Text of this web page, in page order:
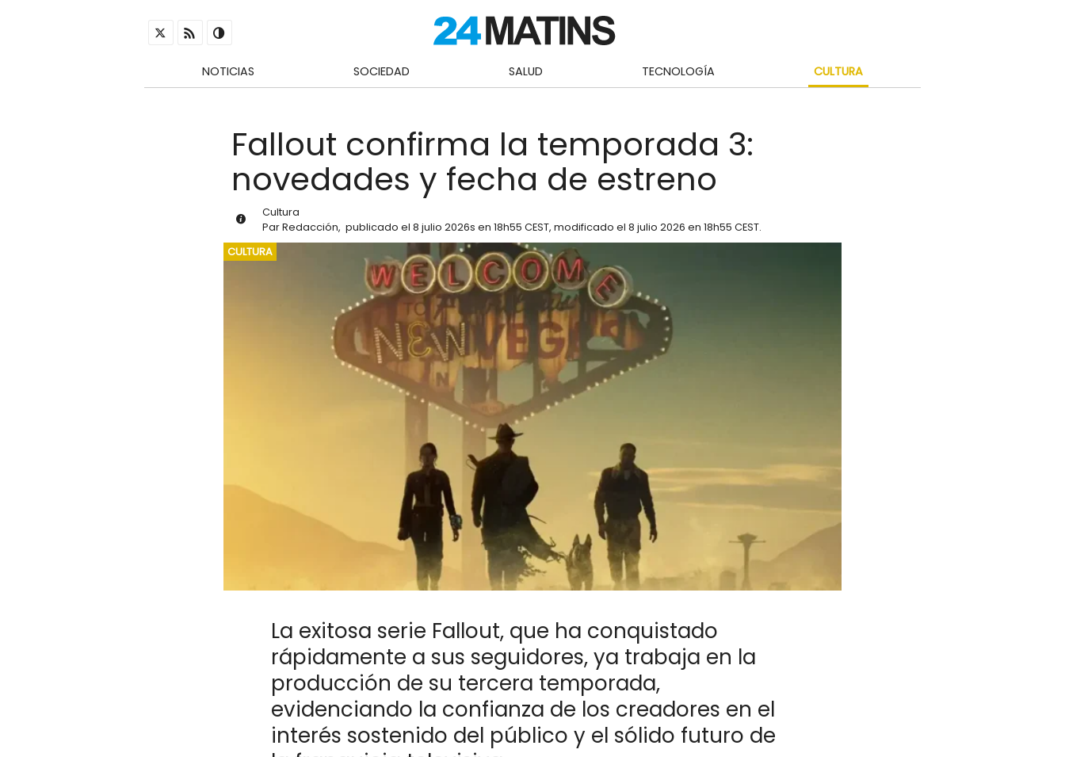
NOTICIAS SOCIEDAD SALUD TECNOLOGÍA CULTURA
Fallout confirma la temporada 3:
novedades y fecha de estreno
Cultura
ParRedacción, publicado el 8 julio 2026s en 18h55 CEST, modificado el 8 julio 2026 en 18h55 CEST.
CULTURA
La exitosa serie Fallout, que ha conquistado
rápidamente a sus seguidores, ya trabaja en la
producción de su tercera temporada,
evidenciando la confianza de los creadores en el
interés sostenido del público y el sólido futuro de